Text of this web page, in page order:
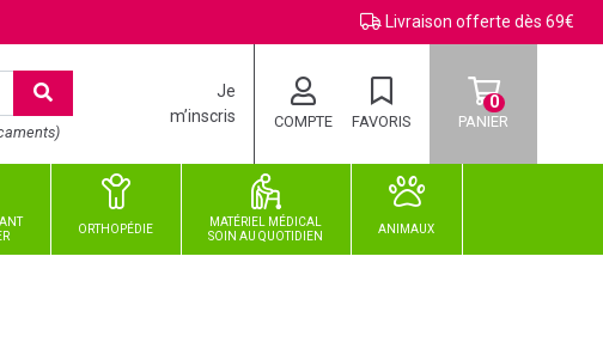
Livraison offerte dès 69€
Je
m’inscris
COMPTE FAVORIS PANIER
0
ORTHOPÉDIE
MATÉRIEL MÉDICAL
SOINAUQUOTIDIEN
ANIMAUX